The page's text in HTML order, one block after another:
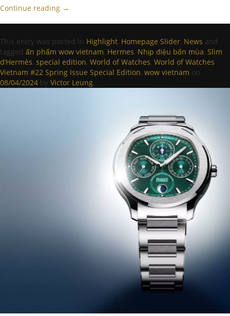
Continue reading →
This entry was posted in Highlight, Homepage Slider, News and
tagged ấn phẩm wow vietnam, Hermes, Nhịp điệu bốn mùa, Slim
d’Hermès, special edition, World of Watches, World of Watches
Vietnam #22 Spring Issue Special Edition, wow vietnam on
08/04/2024 by Victor Leung.